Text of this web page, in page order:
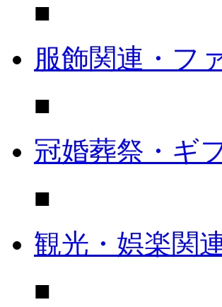
■
服飾関連・フ
■
冠婚葬祭・ギ
■
観光・娯楽関
■